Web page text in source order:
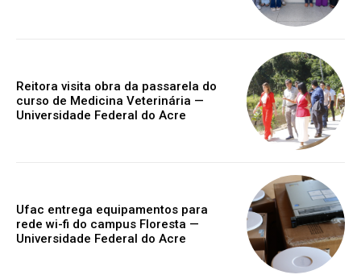
Reitora visita obra da passarela do
curso de Medicina Veterinária —
Universidade Federal do Acre
Ufac entrega equipamentos para
rede wi-fi do campus Floresta —
Universidade Federal do Acre